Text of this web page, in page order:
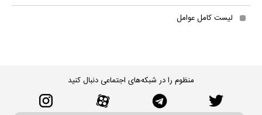
لیست کامل عوامل
منظوم را در شبکه‌های اجتماعی دنبال کنید